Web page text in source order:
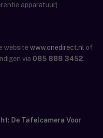
apparatuur)
website www.onedirect.nl of
via 085 888 3452.
De Tafelcamera Voor